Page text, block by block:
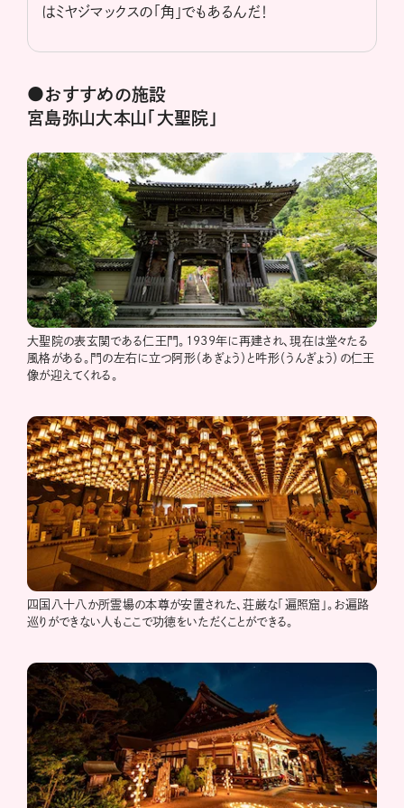
はミヤジマックスの「角」でもあるんだ！
●おすすめの施設
宮島弥山大本山「大聖院」
大聖院の表玄関である仁王門。1939年に再建され、現在は堂々たる
風格がある。門の左右に立つ阿形（あぎょう）と吽形（うんぎょう）の仁王
像が迎えてくれる。
四国八十八か所霊場の本尊が安置された、荘厳な「遍照窟」。お遍路
巡りができない人もここで功徳をいただくことができる。